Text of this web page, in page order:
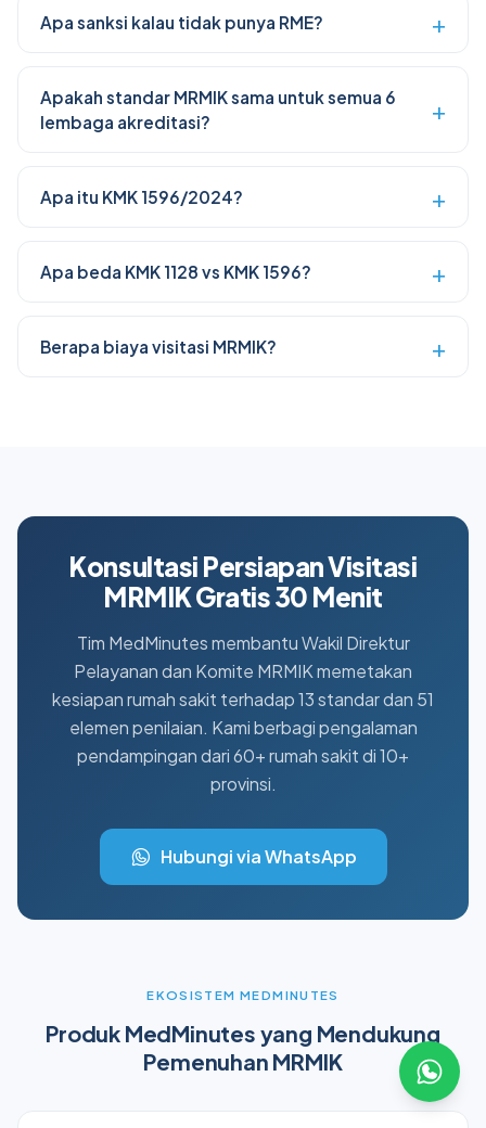
Apa sanksi kalau tidak punya RME?
Apakah standar MRMIK sama untuk semua 6
lembaga akreditasi?
Apa itu KMK 1596/2024?
Apa beda KMK 1128 vs KMK 1596?
Berapa biaya visitasi MRMIK?
Konsultasi Persiapan Visitasi
MRMIK Gratis 30 Menit
Tim MedMinutes membantu Wakil Direktur
Pelayanan dan Komite MRMIK memetakan
kesiapan rumah sakit terhadap 13 standar dan 51
elemen penilaian. Kami berbagi pengalaman
pendampingan dari 60+ rumah sakit di 10+
provinsi.
Hubungi via WhatsApp
EKOSISTEM MEDMINUTES
Produk MedMinutes yang Mendukung
Pemenuhan MRMIK